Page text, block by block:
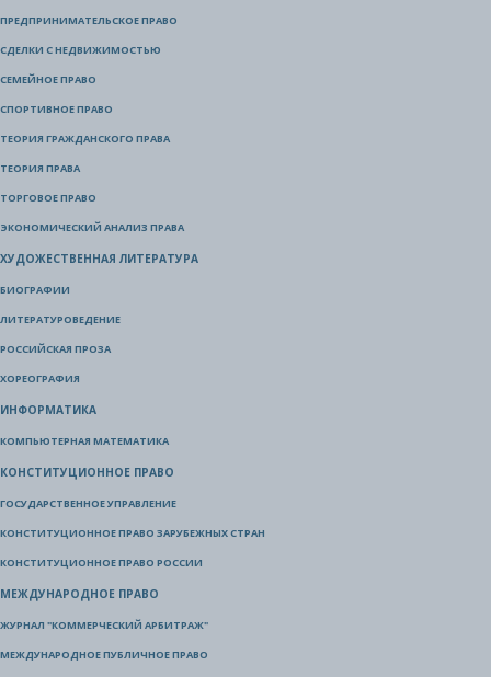
ПРЕДПРИНИМАТЕЛЬСКОЕ ПРАВО
СДЕЛКИ С НЕДВИЖИМОСТЬЮ
СЕМЕЙНОЕ ПРАВО
СПОРТИВНОЕ ПРАВО
ТЕОРИЯ ГРАЖДАНСКОГО ПРАВА
ТЕОРИЯ ПРАВА
ТОРГОВОЕ ПРАВО
ЭКОНОМИЧЕСКИЙ АНАЛИЗ ПРАВА
ХУДОЖЕСТВЕННАЯ ЛИТЕРАТУРА
БИОГРАФИИ
ЛИТЕРАТУРОВЕДЕНИЕ
РОССИЙСКАЯ ПРОЗА
ХОРЕОГРАФИЯ
ИНФОРМАТИКА
КОМПЬЮТЕРНАЯ МАТЕМАТИКА
КОНСТИТУЦИОННОЕ ПРАВО
ГОСУДАРСТВЕННОЕ УПРАВЛЕНИЕ
КОНСТИТУЦИОННОЕ ПРАВО ЗАРУБЕЖНЫХ СТРАН
КОНСТИТУЦИОННОЕ ПРАВО РОССИИ
МЕЖДУНАРОДНОЕ ПРАВО
ЖУРНАЛ "КОММЕРЧЕСКИЙ АРБИТРАЖ"
МЕЖДУНАРОДНОЕ ПУБЛИЧНОЕ ПРАВО